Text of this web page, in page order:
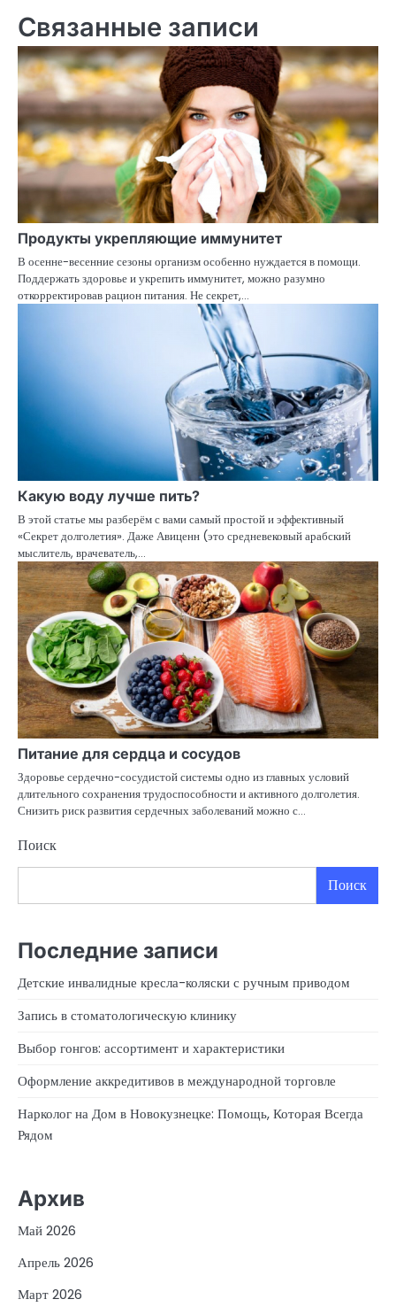
записям
Связанные записи
Продукты укрепляющие иммунитет
В осенне-весенние сезоны организм особенно нуждается в помощи.
Поддержать здоровье и укрепить иммунитет, можно разумно
откорректировав рацион питания. Не секрет,…
Какую воду лучше пить?
В этой статье мы разберём с вами самый простой и эффективный
«Секрет долголетия». Даже Авиценн (это средневековый арабский
мыслитель, врачеватель,…
Питание для сердца и сосудов
Здоровье сердечно-сосудистой системы одно из главных условий
длительного сохранения трудоспособности и активного долголетия.
Снизить риск развития сердечных заболеваний можно с…
Поиск
Поиск
Последние записи
Детские инвалидные кресла-коляски с ручным приводом
Запись в стоматологическую клинику
Выбор гонгов: ассортимент и характеристики
Оформление аккредитивов в международной торговле
Нарколог на Дом в Новокузнецке: Помощь, Которая Всегда
Рядом
Архив
Май 2026
Апрель 2026
Март 2026